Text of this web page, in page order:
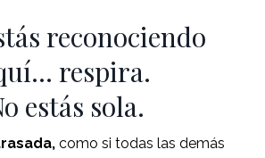
reconociendo
respira.
estás sola.
como si todas las demás